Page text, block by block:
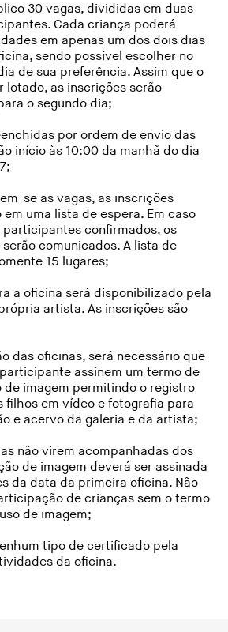
30 vagas, divididas em duas
Cada criança poderá
em apenas um dos dois dias
sendo possível escolher no
de sua preferência. Assim que o
lotado, as inscrições serão
o segundo dia;
por ordem de envio das
início às 10:00 da manhã do dia
se as vagas, as inscrições
uma lista de espera. Em caso
confirmados, os
comunicados. A lista de
15 lugares;
a oficina será disponibilizado pela
artista. As inscrições são
das oficinas, será necessário que
assinem um termo de
de imagem permitindo o registro
filhos em vídeo e fotografia para
e acervo da galeria e da artista;
não virem acompanhadas dos
de imagem deverá ser assinada
da data da primeira oficina. Não
de crianças sem o termo
de imagem;
tipo de certificado pela
da oficina.